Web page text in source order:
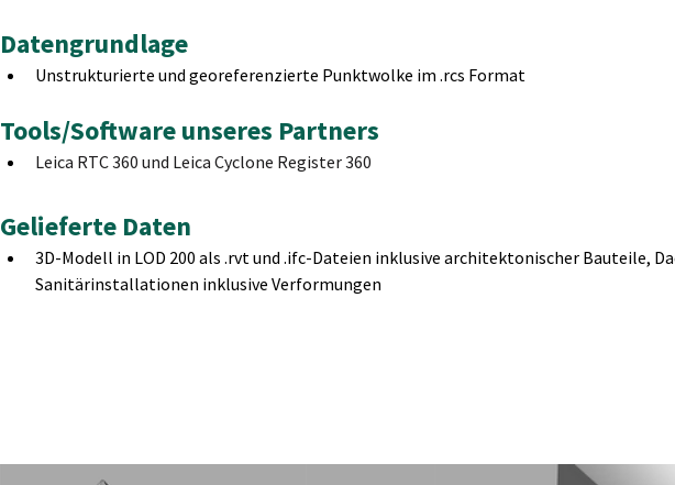
Datengrundlage
Unstrukturierte und georeferenzierte Punktwolke im .rcs Format
Tools/Software unseres Partners
Leica RTC 360 und Leica Cyclone Register 360
Gelieferte Daten
3D-Modell in LOD 200 als .rvt und .ifc-Dateien inklusive architektonischer Bauteile,
Sanitärinstallationen inklusive Verformungen